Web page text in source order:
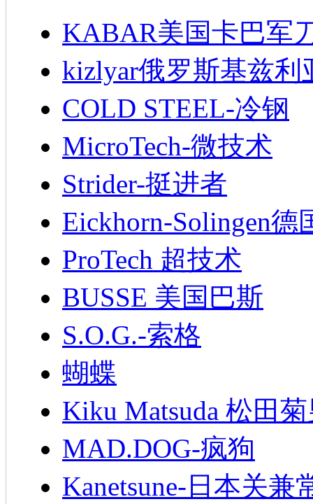
KABAR美国卡巴军
kizlyar俄罗斯基兹利
COLD STEEL-冷钢
MicroTech-微技术
Strider-挺进者
Eickhorn-Solingen德
ProTech 超技术
BUSSE 美国巴斯
S.O.G.-索格
蝴蝶
Kiku Matsuda 松田
MAD.DOG-疯狗
Kanetsune-日本关兼